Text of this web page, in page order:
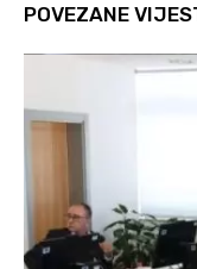
POVEZANE